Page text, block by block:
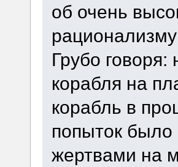
об очень
Грубо
корабля на
корабль в
попыток было
жертвами на